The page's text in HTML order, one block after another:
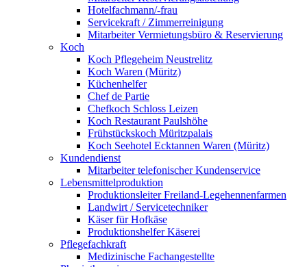
Hotelfachmann/-frau
Servicekraft / Zimmerreinigung
Mitarbeiter Vermietungsbüro & Reservierung
Koch
Koch Pflegeheim Neustrelitz
Koch Waren (Müritz)
Küchenhelfer
Chef de Partie
Chefkoch Schloss Leizen
Koch Restaurant Paulshöhe
Frühstückskoch Müritzpalais
Koch Seehotel Ecktannen Waren (Müritz)
Kundendienst
Mitarbeiter telefonischer Kundenservice
Lebensmittelproduktion
Produktionsleiter Freiland-Legehennenfarmen
Landwirt / Servicetechniker
Käser für Hofkäse
Produktionshelfer Käserei
Pflegefachkraft
Medizinische Fachangestellte